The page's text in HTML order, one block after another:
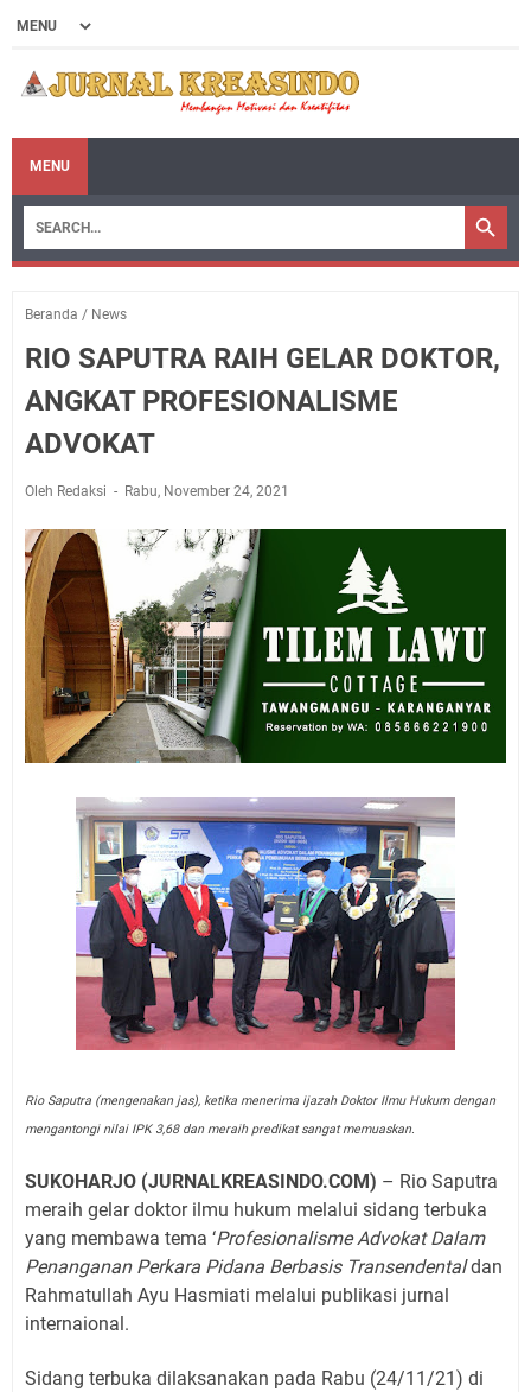
MENU
Beranda / News
RIO SAPUTRA RAIH GELAR DOKTOR,
ANGKAT PROFESIONALISME
ADVOKAT
Oleh Redaksi Rabu, November 24, 2021
Rio Saputra (mengenakan jas), ketika menerima ijazah Doktor Ilmu Hukum dengan
mengantongi nilai IPK 3,68 dan meraih predikat sangat memuaskan.
SUKOHARJO (JURNALKREASINDO.COM) – Rio Saputra
meraih gelar doktor ilmu hukum melalui sidang terbuka
yang membawa tema ‘Profesionalisme Advokat Dalam
Penanganan Perkara Pidana Berbasis Transendentaldan
Rahmatullah Ayu Hasmiati melalui publikasi jurnal
internaional.
Sidang terbuka dilaksanakan pada Rabu (24/11/21) di